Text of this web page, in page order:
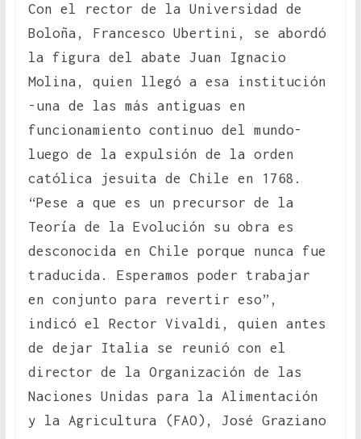
Con el rector de la Universidad de
Boloña, Francesco Ubertini, se abordó
la figura del abate Juan Ignacio
Molina, quien llegó a esa institución
-una de las más antiguas en
funcionamiento continuo del mundo-
luego de la expulsión de la orden
católica jesuita de Chile en 1768.
“Pese a que es un precursor de la
Teoría de la Evolución su obra es
desconocida en Chile porque nunca fue
traducida. Esperamos poder trabajar
en conjunto para revertir eso”,
indicó el Rector Vivaldi, quien antes
de dejar Italia se reunió con el
director de la Organización de las
Naciones Unidas para la Alimentación
y la Agricultura (FAO), José Graziano